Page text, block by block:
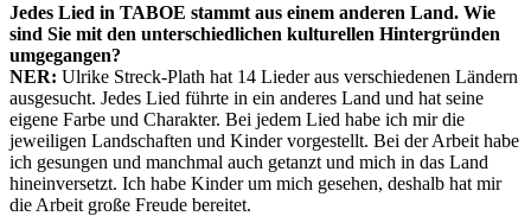
Jedes Lied in TABOE stammt aus einem anderen Land. Wie
sind Sie mit den unterschiedlichen kulturellen Hintergründen
umgegangen?
NER: Ulrike Streck-Plath hat 14 Lieder aus verschiedenen Ländern
ausgesucht. Jedes Lied führte in ein anderes Land und hat seine
eigene Farbe und Charakter. Bei jedem Lied habe ich mir die
jeweiligen Landschaften und Kinder vorgestellt. Bei der Arbeit habe
ich gesungen und manchmal auch getanzt und mich in das Land
hineinversetzt. Ich habe Kinder um mich gesehen, deshalb hat mir
die Arbeit große Freude bereitet.